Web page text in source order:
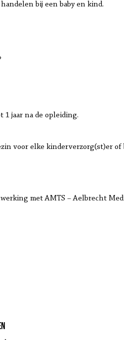
bij een baby en kind.
jaar na de opleiding.
voor elke kinderverzorg(st)er
met AMTS – Aelbrecht